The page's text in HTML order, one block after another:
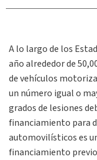
A lo largo de los
año alrededor de
de vehículos
un número igual o
grados de lesiones
financiamiento para
automovilísticos es
financiamiento